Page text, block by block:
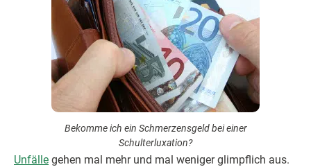
Bekomme ich ein Schmerzensgeld bei einer
Schulterluxation?
Unfälle gehen mal mehr und mal weniger glimpflich aus.